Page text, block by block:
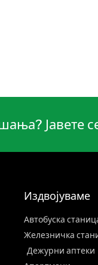
Јавете
Издвојуваме
Автобуска
Железничка
Дежурни аптеки